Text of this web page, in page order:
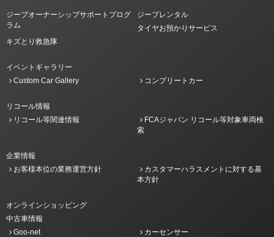
ジープオーナーシップサポートプログ
ラム
ジープレンタル
タイヤお預かりサービス
キズとり救急隊
イベントギャラリー
Custom Car Gallery
コンプリートカー
リコール情報
リコール等関連情報
FCAジャパン リコール等対象車両検
索
企業情報
お客様本位の業務運営方針
カスタマーハラスメントに対する基
本方針
オンラインショッピング
中古車情報
Goo-net
カーセンサー